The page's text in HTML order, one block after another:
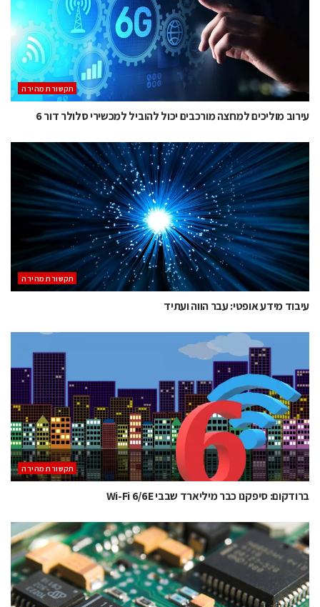
תקשורת מהירה
עירוב מוליכים למחצה מורכבים יכול להוביל למכשירי סלולר דור 6
תקשורת מהירה
עיבוד מידע אופטי: עבר הווה ועתיד
תקשורת מהירה
ברודקום: סיפקנו כבר מיליארד שבבי Wi-Fi 6/6E